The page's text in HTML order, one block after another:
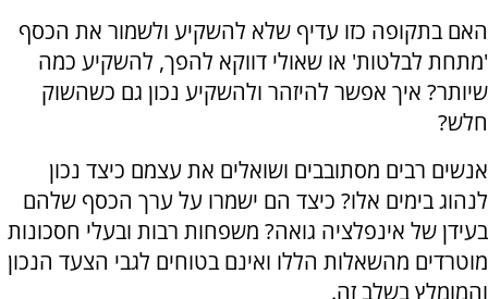
האם בתקופה כזו עדיף שלא להשקיע ולשמור את הכסף
'מתחת לבלטות' או שאולי דווקא להפך, להשקיע כמה
שיותר? איך אפשר להיזהר ולהשקיע נכון גם כשהשוק
חלש?
אנשים רבים מסתובבים ושואלים את עצמם כיצד נכון
לנהוג בימים אלו? כיצד הם ישמרו על ערך הכסף שלהם
בעידן של אינפלציה גואה? משפחות רבות ובעלי חסכונות
מוטרדים מהשאלות הללו ואינם בטוחים לגבי הצעד הנכון
והמומלץ בשלב זה.